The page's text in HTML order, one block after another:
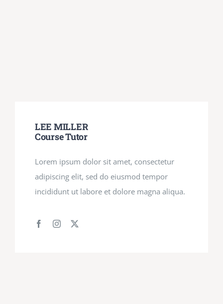
LEE MILLER
Course Tutor
Lorem ipsum dolor sit amet, consectetur
adipiscing elit, sed do eiusmod tempor
incididunt ut labore et dolore magna aliqua.